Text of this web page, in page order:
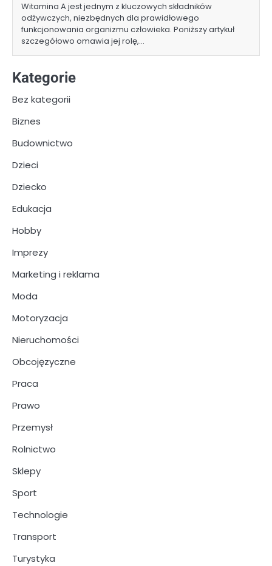
Witamina A jest jednym z kluczowych składników
odżywczych, niezbędnych dla prawidłowego
funkcjonowania organizmu człowieka. Poniższy artykuł
szczegółowo omawia jej rolę,…
Kategorie
Bez kategorii
Biznes
Budownictwo
Dzieci
Dziecko
Edukacja
Hobby
Imprezy
Marketing i reklama
Moda
Motoryzacja
Nieruchomości
Obcojęzyczne
Praca
Prawo
Przemysł
Rolnictwo
Sklepy
Sport
Technologie
Transport
Turystyka